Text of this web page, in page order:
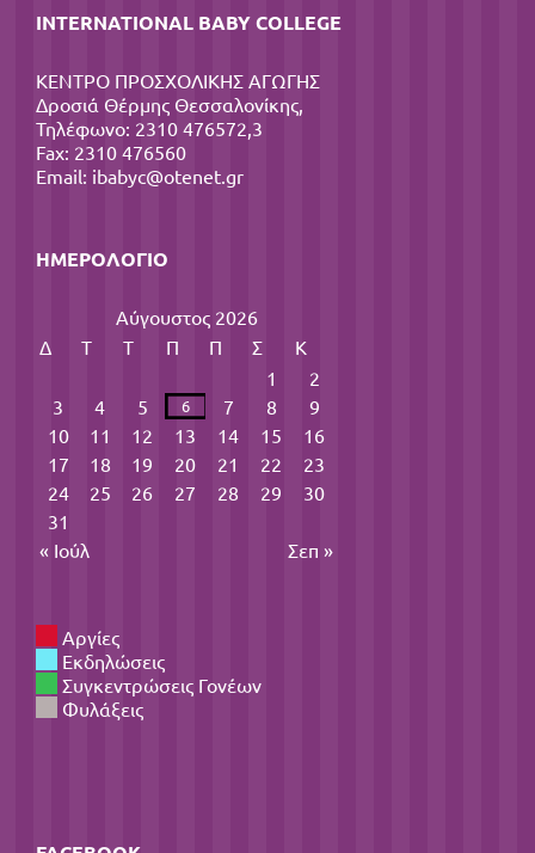
INTERNATIONAL BABY COLLEGE
ΚΕΝΤΡΟ ΠΡΟΣΧΟΛΙΚΗΣ ΑΓΩΓΗΣ
Δροσιά Θέρμης Θεσσαλονίκης,
Τηλέφωνο: 2310 476572,3
Fax: 2310 476560
Email: ibabyc@otenet.gr
ΗΜΕΡΟΛΌΓΙΟ
Αύγουστος 2026
Δ
Τ Τ Π Π Σ
Κ
1
2
3
4 5 6 7 8
9
10
11 12 13 14 15
16
17
18 19 20 21 22
23
24
25 26 27 28 29
30
31
« Ιούλ
Σεπ »
Αργίες
Εκδηλώσεις
Συγκεντρώσεις Γονέων
Φυλάξεις